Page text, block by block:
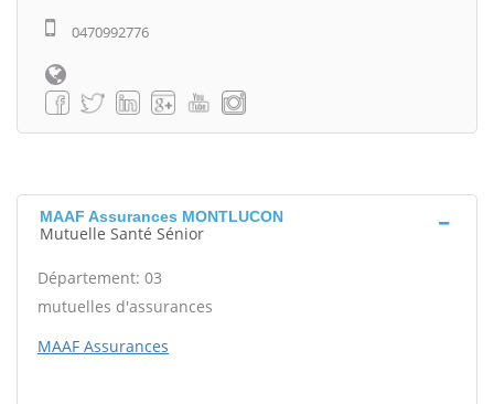
0470992776
MAAF Assurances MONTLUCON
Mutuelle Santé Sénior
Département: 03
mutuelles d'assurances
MAAF Assurances